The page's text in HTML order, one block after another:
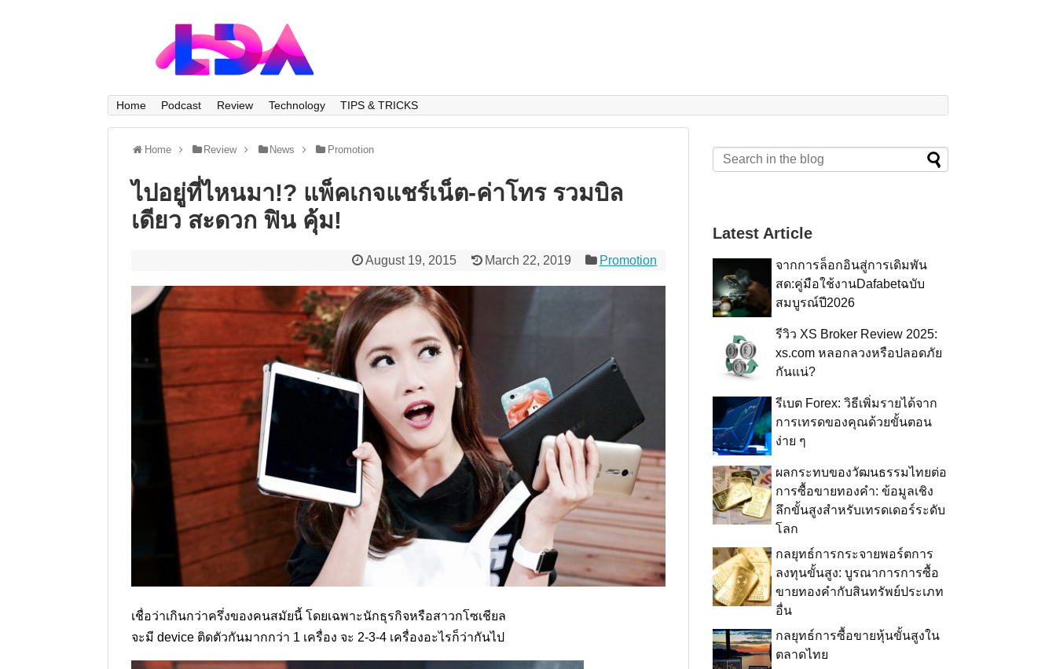
Home Podcast Review Technology TIPS & TRICKS
Home Review News Promotion
ไปอยู่ที่ไหนมา!? แพ็คเกจแชร์เน็ต-ค่าโทร รวมบิล
เดียว สะดวก ฟิน คุ้ม!
August 19, 2015 March 22, 2019 Promotion
เชื่อว่าเกินกว่าครึ่งของคนสมัยนี้ โดยเฉพาะนักธุรกิจหรือสาวกโซเชียล
จะมี device ติดตัวกันมากกว่า 1 เครื่อง จะ 2-3-4 เครื่องอะไรก็ว่ากันไป
Latest Article
จากการล็อกอินสู่การเดิมพัน
สด:คู่มือใช้งานDafabetฉบับ
สมบูรณ์ปี2026
รีวิว XS Broker Review 2025:
xs.com หลอกลวงหรือปลอดภัย
กันแน่?
รีเบต Forex: วิธีเพิ่มรายได้จาก
การเทรดของคุณด้วยขั้นตอน
ง่าย ๆ
ผลกระทบของวัฒนธรรมไทยต่อ
การซื้อขายทองคำ: ข้อมูลเชิง
ลึกขั้นสูงสำหรับเทรดเดอร์ระดับ
โลก
กลยุทธ์การกระจายพอร์ตการ
ลงทุนขั้นสูง: บูรณาการการซื้อ
ขายทองคำกับสินทรัพย์ประเภท
อื่น
กลยุทธ์การซื้อขายหุ้นขั้นสูงใน
ตลาดไทย